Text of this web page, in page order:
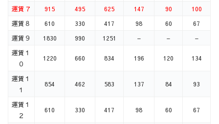
運賃７
915 495 625 147 90
100
運賃８
610 330 417 98 60
67
運賃９
1830 990 1251 – –
–
運賃１
０
1220 660 834 196 120 134
運賃１
１
854 462 583 137 84 93
運賃１
２
610 330 417 98 60 67